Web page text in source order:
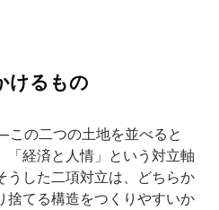
けるもの
の二つの土地を並べると
「経済と人情」という対立軸
うした二項対立は、どちらか
捨てる構造をつくりやすいか